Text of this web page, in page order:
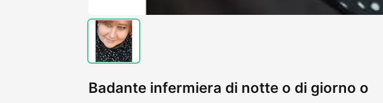
Badante infermiera di notte o di giorno o